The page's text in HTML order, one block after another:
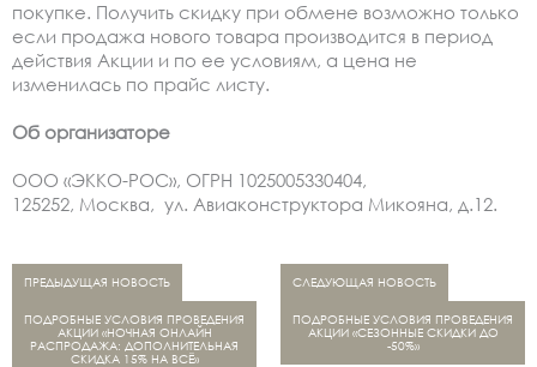
покупке. Получить скидку при обмене возможно только
если продажа нового товара производится в период
действия Акции и по ее условиям, а цена не
изменилась по прайс листу.
Об организаторе
OOO «ЭККО-РОС», ОГРН 1025005330404,
125252, Москва, ул. Авиаконструктора Микояна, д.12.
ПРЕДЫДУЩАЯ НОВОСТЬ
ПОДРОБНЫЕ УСЛОВИЯ ПРОВЕДЕНИЯ
АКЦИИ «НОЧНАЯ ОНЛАЙН
РАСПРОДАЖА: ДОПОЛНИТЕЛЬНАЯ
СКИДКА 15% НА ВСЁ»
СЛЕДУЮЩАЯ НОВОСТЬ
ПОДРОБНЫЕ УСЛОВИЯ ПРОВЕДЕНИЯ
АКЦИИ «СЕЗОННЫЕ СКИДКИ ДО
-50%»